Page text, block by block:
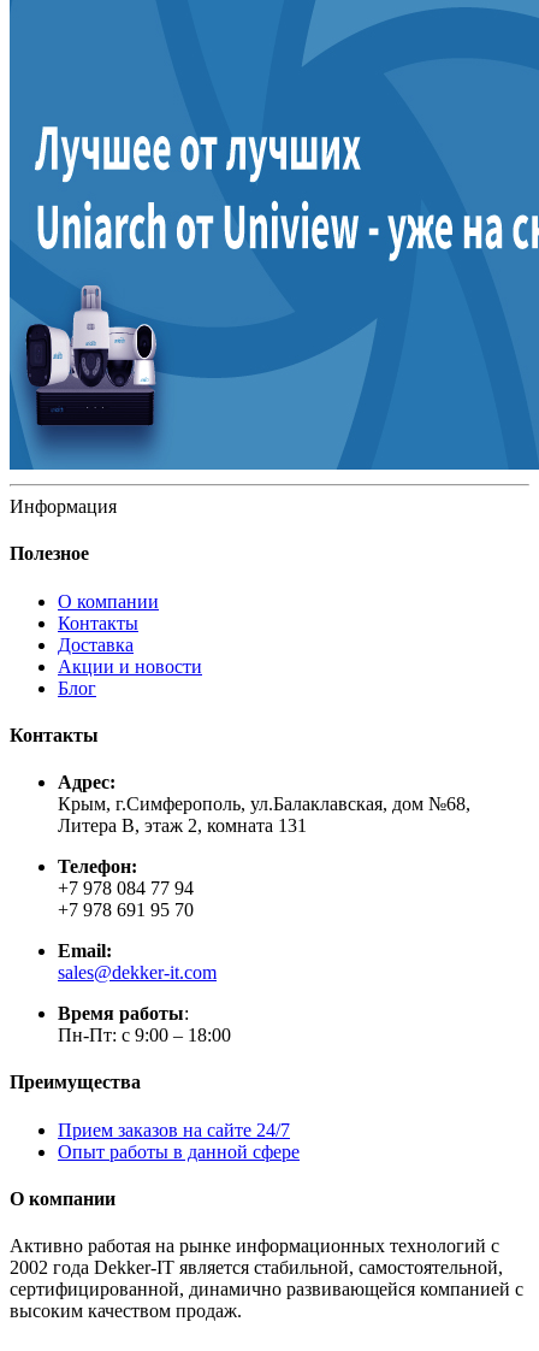
Информация
Полезное
О компании
Контакты
Доставка
Акции и новости
Блог
Контакты
Адрес:
Крым, г.Симферополь, ул.Балаклавская, дом №68,
Литера В, этаж 2, комната 131
Телефон:
+7 978 084 77 94
+7 978 691 95 70
Email:
sales@dekker-it.com
Время работы:
Пн-Пт: с 9:00 – 18:00
Преимущества
Прием заказов на сайте 24/7
Опыт работы в данной сфере
О компании
Активно работая на рынке информационных технологий с
2002 года Dekker-IT является стабильной, самостоятельной,
сертифицированной, динамично развивающейся компанией с
высоким качеством продаж.